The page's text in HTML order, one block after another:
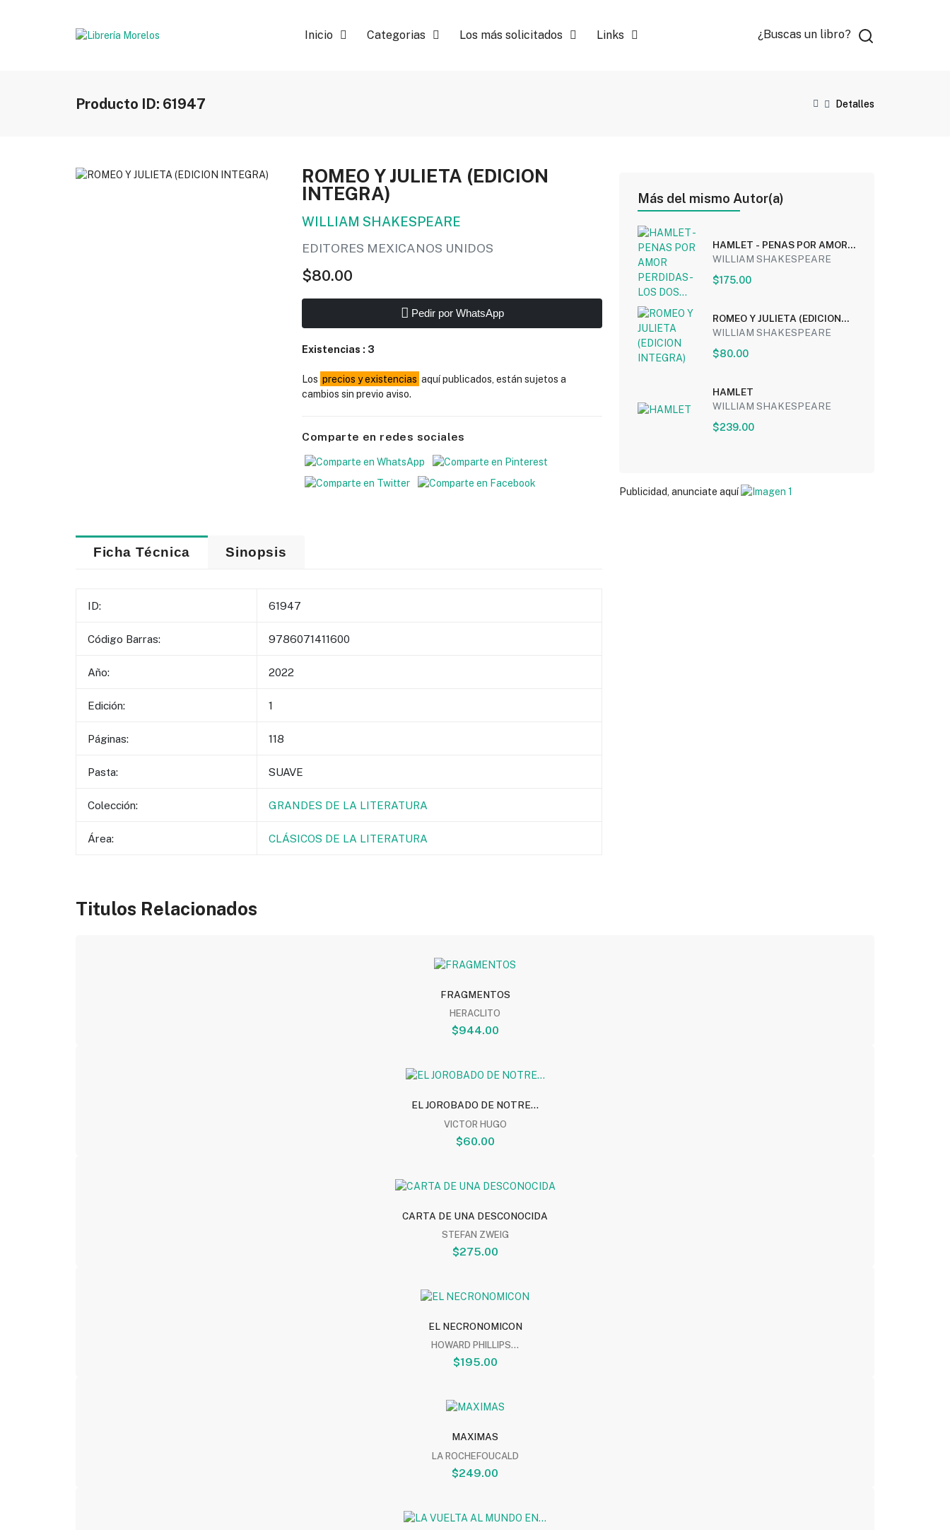
Inicio Categorias Los más solicitados Links ¿Buscas un libro?
Producto ID: 61947 Detalles
ROMEO Y JULIETA (EDICION
INTEGRA)
WILLIAM SHAKESPEARE
EDITORES MEXICANOS UNIDOS
$80.00
Pedir por WhatsApp
Existencias : 3
Los precios y existencias aquí publicados, están sujetos a
cambios sin previo aviso.
Comparte en redes sociales
Ficha Técnica Sinopsis
ID: 61947
Código Barras: 9786071411600
Año: 2022
Edición: 1
Páginas: 118
Pasta: SUAVE
Colección: GRANDES DE LA LITERATURA
Área: CLÁSICOS DE LA LITERATURA
Más del mismo Autor(a)
HAMLET - PENAS POR AMOR
PERDIDAS - LOS DOS...
WILLIAM SHAKESPEARE
$175.00
ROMEO Y JULIETA (EDICION
INTEGRA)
WILLIAM SHAKESPEARE
$80.00
HAMLET
WILLIAM SHAKESPEARE
$239.00
Publicidad, anunciate aquí
Titulos Relacionados
FRAGMENTOS
HERACLITO
$944.00
EL JOROBADO DE NOTRE...
VICTOR HUGO
$60.00
CARTA DE UNA DESCONOCIDA
STEFAN ZWEIG
$275.00
EL NECRONOMICON
HOWARD PHILLIPS...
$195.00
MAXIMAS
LA ROCHEFOUCALD
$249.00